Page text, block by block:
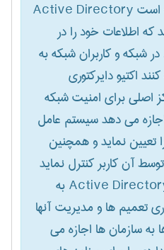
2000 و هسته های مشابه است Active Directory
که اطلاعات خود را در
شبکه و کاربران شبکه به
اکتیو دایرکتوری
اصلی برای امنیت شبکه
می دهد سیستم عامل
تعیین نماید و همچنین
آن کاربر کنترل نماید
نکته مهمتر این است که Active Directory به
تعمیم ها و مدیریت آنها
سازمان ها اجازه می